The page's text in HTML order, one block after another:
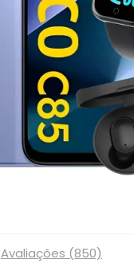
Avaliações (850)